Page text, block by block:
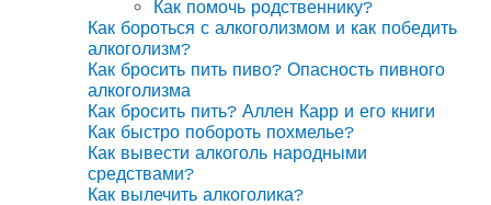
Как помочь родственнику?
Как бороться с алкоголизмом и как победить
алкоголизм?
Как бросить пить пиво? Опасность пивного
алкоголизма
Как бросить пить? Аллен Карр и его книги
Как быстро побороть похмелье?
Как вывести алкоголь народными
средствами?
Как вылечить алкоголика?